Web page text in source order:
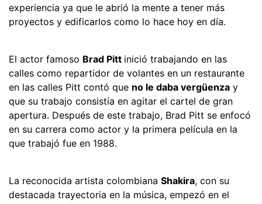
experiencia ya que le abrió la mente a tener más
proyectos y edificarlos como lo hace hoy en día.
El actor famoso Brad Pitt inició trabajando en las
calles como repartidor de volantes en un restaurante
en las calles Pitt contó que no le daba vergüenza y
que su trabajo consistía en agitar el cartel de gran
apertura. Después de este trabajo, Brad Pitt se enfocó
en su carrera como actor y la primera película en la
que trabajó fue en 1988.
La reconocida artista colombiana Shakira, con su
destacada trayectoria en la música, empezó en el